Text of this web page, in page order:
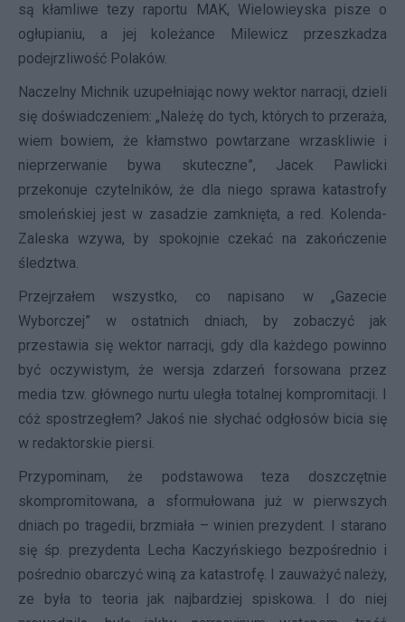
są kłamliwe tezy raportu MAK, Wielowieyska pisze o
ogłupianiu, a jej koleżance Milewicz przeszkadza
podejrzliwość Polaków.
Naczelny Michnik uzupełniając nowy wektor narracji, dzieli
się doświadczeniem: „Należę do tych, których to przeraża,
wiem bowiem, że kłamstwo powtarzane wrzaskliwie i
nieprzerwanie bywa skuteczne”, Jacek Pawlicki
przekonuje czytelników, że dla niego sprawa katastrofy
smoleńskiej jest w zasadzie zamknięta, a red. Kolenda-
Zaleska wzywa, by spokojnie czekać na zakończenie
śledztwa.
Przejrzałem wszystko, co napisano w „Gazecie
Wyborczej” w ostatnich dniach, by zobaczyć jak
przestawia się wektor narracji, gdy dla każdego powinno
być oczywistym, że wersja zdarzeń forsowana przez
media tzw. głównego nurtu uległa totalnej kompromitacji. I
cóż spostrzegłem? Jakoś nie słychać odgłosów bicia się
w redaktorskie piersi.
Przypominam, że podstawowa teza doszczętnie
skompromitowana, a sformułowana już w pierwszych
dniach po tragedii, brzmiała – winien prezydent. I starano
się śp. prezydenta Lecha Kaczyńskiego bezpośrednio i
pośrednio obarczyć winą za katastrofę. I zauważyć należy,
ze była to teoria jak najbardziej spiskowa. I do niej